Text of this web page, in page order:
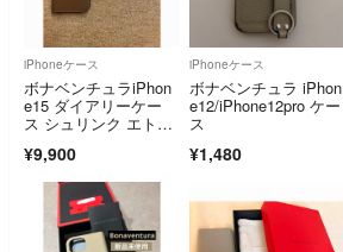
iPhoneケース
ボナベンチュラiPhon
e15 ダイアリーケー
ス シュリンク エトー
¥9,900
iPhoneケース
ボナベンチュラ iPhon
e12/iPhone12pro ケー
ス
¥1,480